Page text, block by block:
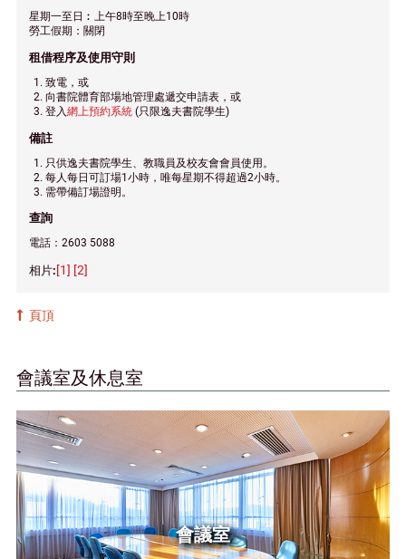
星期一至日︰上午8時至晚上10時
勞工假期：關閉
租借程序及使用守則
致電，或
向書院體育部場地管理處遞交申請表，或
登入網上預約系統(只限逸夫書院學生)
備註
只供逸夫書院學生、教職員及校友會會員使用。
每人每日可訂場1小時，唯每星期不得超過2小時。
需帶備訂場證明。
查詢
電話：2603 5088
[1] [2]
頁頂
會議室及休息室
會議室